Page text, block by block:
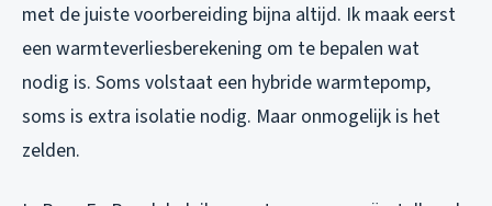
met de juiste voorbereiding bijna altijd. Ik maak eerst
een warmteverliesberekening om te bepalen wat
nodig is. Soms volstaat een hybride warmtepomp,
soms is extra isolatie nodig. Maar onmogelijk is het
zelden.